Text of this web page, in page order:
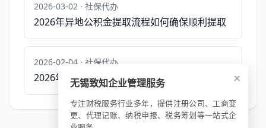
2026-03-02 · 社保代办
2026年异地公积金提取流程如何确保顺利提取
2026-02-04 · 社保代办
2026年异地公积金提取注意事项避免这些错误 ×
无锡致知企业管理服务
专注财税服务行业多年，提供注册公司、工商变
更、代理记账、纳税申报、税务筹划等一站式企